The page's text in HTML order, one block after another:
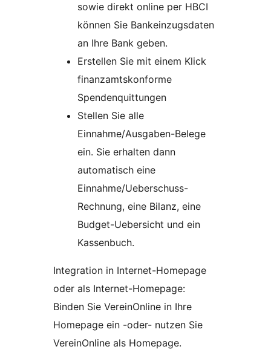
sowie direkt online per HBCI
können Sie Bankeinzugsdaten
an Ihre Bank geben.
Erstellen Sie mit einem Klick
finanzamtskonforme
Spendenquittungen
Stellen Sie alle
Einnahme/Ausgaben-Belege
ein. Sie erhalten dann
automatisch eine
Einnahme/Ueberschuss-
Rechnung, eine Bilanz, eine
Budget-Uebersicht und ein
Kassenbuch.
Integration in Internet-Homepage
oder als Internet-Homepage:
Binden Sie VereinOnline in Ihre
Homepage ein -oder- nutzen Sie
VereinOnline als Homepage.